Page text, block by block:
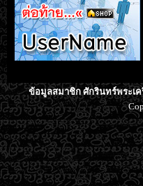
ข้อมูลสมาชิก ศักรินทร์พระเค